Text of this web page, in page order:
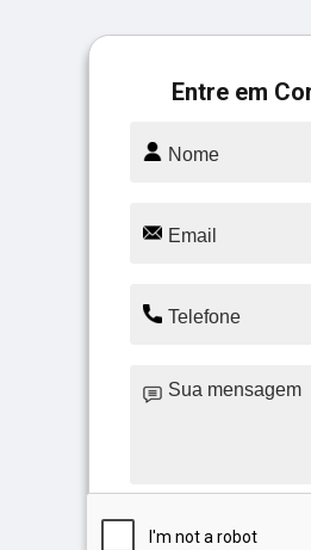
Entre em